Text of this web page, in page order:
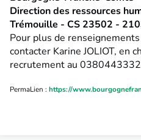
Direction des ressources
Trémouille - CS 23502 -
Pour plus de
contacter Karine JOLIOT, en
recrutement au 0380443332
PermaLien : https://